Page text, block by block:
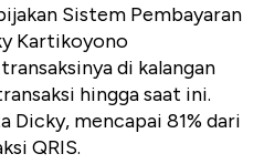
Sistem Pembayaran
Kartikoyono
di kalangan
hingga saat ini.
Dicky, mencapai 81% dari
QRIS.